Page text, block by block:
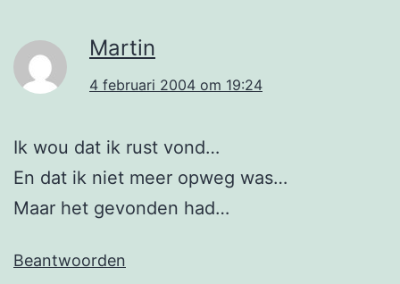
Martin
4 februari 2004 om 19:24
Ik wou dat ik rust vond…
En dat ik niet meer opweg was…
Maar het gevonden had…
Beantwoorden